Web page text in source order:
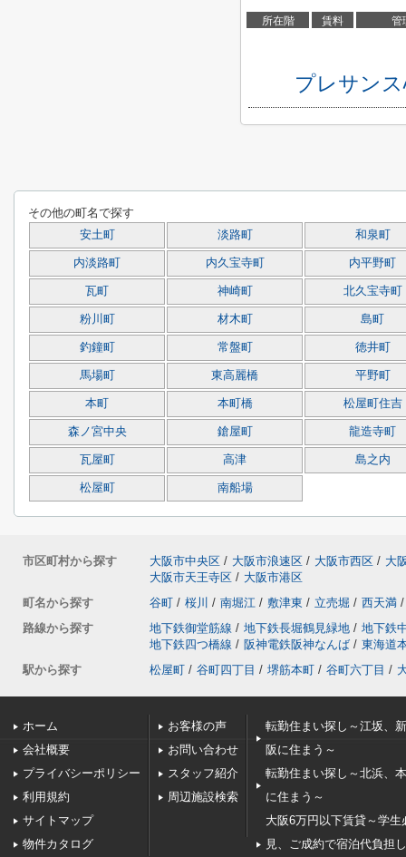
所在階 賃料 管
プレサン
その他の町名で探す
安土町 淡路町 和泉町
内淡路町 内久宝寺町 内平野町
瓦町 神崎町 北久宝寺町
粉川町 材木町 島町
釣鐘町 常盤町 徳井町
馬場町 東高麗橋 平野町
本町 本町橋 松屋町住吉
森ノ宮中央 鎗屋町 龍造寺町
瓦屋町 高津 島之内
松屋町 南船場
市区町村から探す 大阪市中央区 / 大阪市浪速区 / 大阪市西区 / 大
大阪市天王寺区 / 大阪市港区
町名から探す
谷町 / 桜川 / 南堀江 / 敷津東 / 立売堀 / 西天満 /
路線から探す
地下鉄御堂筋線 / 地下鉄長堀鶴見緑地 / 地下鉄
地下鉄四つ橋線 / 阪神電鉄阪神なんば / 東海道
駅から探す
松屋町 / 谷町四丁目 / 堺筋本町 / 谷町六丁目 /
ホーム
会社概要
プライバシーポリシー
利用規約
サイトマップ
物件カタログ
お客様の声
お問い合わせ
スタッフ紹介
周辺施設検索
転勤住まい探し～江坂、
阪に住まう～
転勤住まい探し～北浜、
に住まう～
大阪6万円以下賃貸～学生
見、ご成約で宿泊代負担